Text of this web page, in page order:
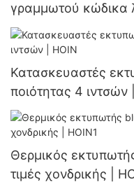
γραμμωτού κώδικα
Κατασκευαστές
ποιότητας 4 ιντσών
Θερμικός
τιμές χονδρικής |